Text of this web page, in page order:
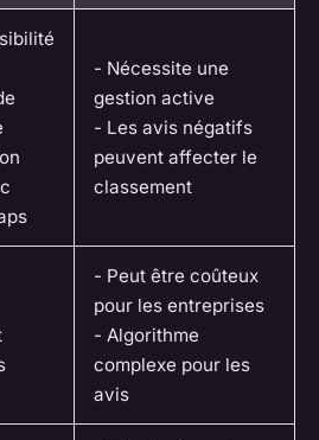
- Nécessite une
gestion active
- Les avis négatifs
peuvent affecter le
classement
- Peut être coûteux
pour les entreprises
- Algorithme
complexe pour les
avis